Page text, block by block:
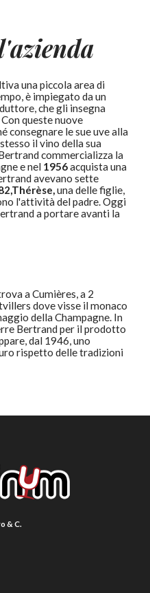
una piccola area di
è impiegato da un
che gli insegna
Con queste nuove
consegnare le sue uve alla
il vino della sua
commercializza la
e nel 1956acquista una
avevano sette
una delle figlie,
l'attività del padre. Oggi
a portare avanti la
a Cumières, a 2
dove visse il monaco
della Champagne. In
Bertrand per il prodotto
dal 1946, uno
rispetto delle tradizioni
& C.